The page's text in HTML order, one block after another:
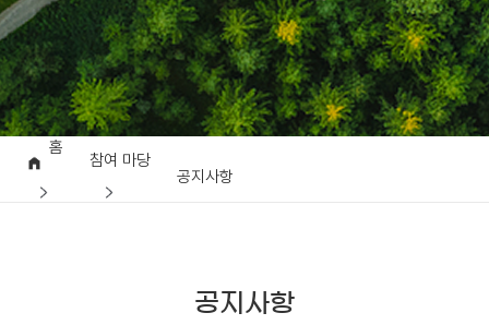
홈
참여 마당
공지사항
공지사항